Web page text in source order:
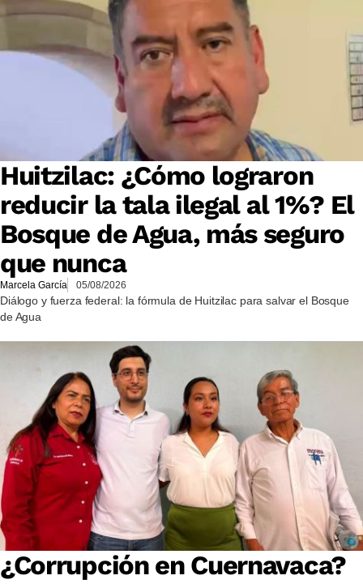
Huitzilac: ¿Cómo lograron
reducir la tala ilegal al 1%? El
Bosque de Agua, más seguro
que nunca
Marcela García 05/08/2026
Diálogo y fuerza federal: la fórmula de Huitzilac para salvar el Bosque
de Agua
¿Corrupción en Cuernavaca?